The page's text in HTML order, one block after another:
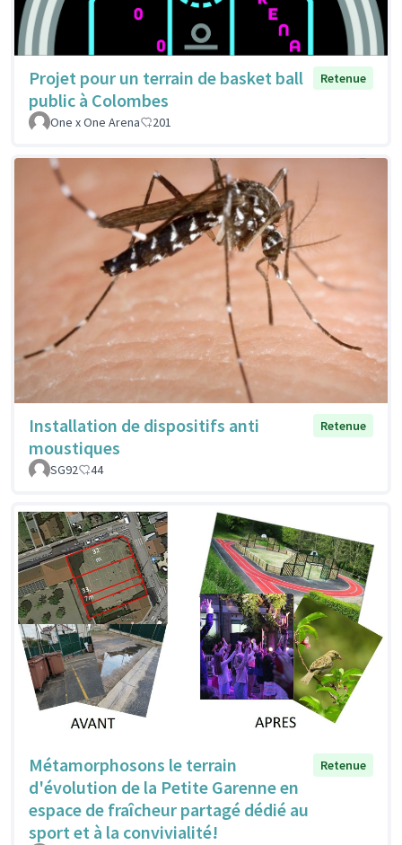
Projet pour un terrain de basket ball
public à Colombes
Retenue
One x One Arena 201
Installation de dispositifs anti
moustiques
Retenue
SG92 44
Métamorphosons le terrain
d'évolution de la Petite Garenne en
espace de fraîcheur partagé dédié au
sport et à la convivialité!
Retenue